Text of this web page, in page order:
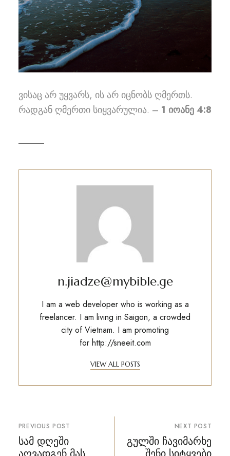
ვისაც არ უყვარს, ის არ იცნობს ღმერთს.
რადგან ღმერთი სიყვარულია. – 1 იოანე 4:8
n.jiadze@mybible.ge
I am a web developer who is working as a
freelancer. I am living in Saigon, a crowded
city of Vietnam. I am promoting
for http://sneeit.com
VIEW ALL POSTS
პოსტის
ნავიგაცია
PREVIOUS POST
სამ დღეში
NEXT POST
გულში ჩავიმარხე